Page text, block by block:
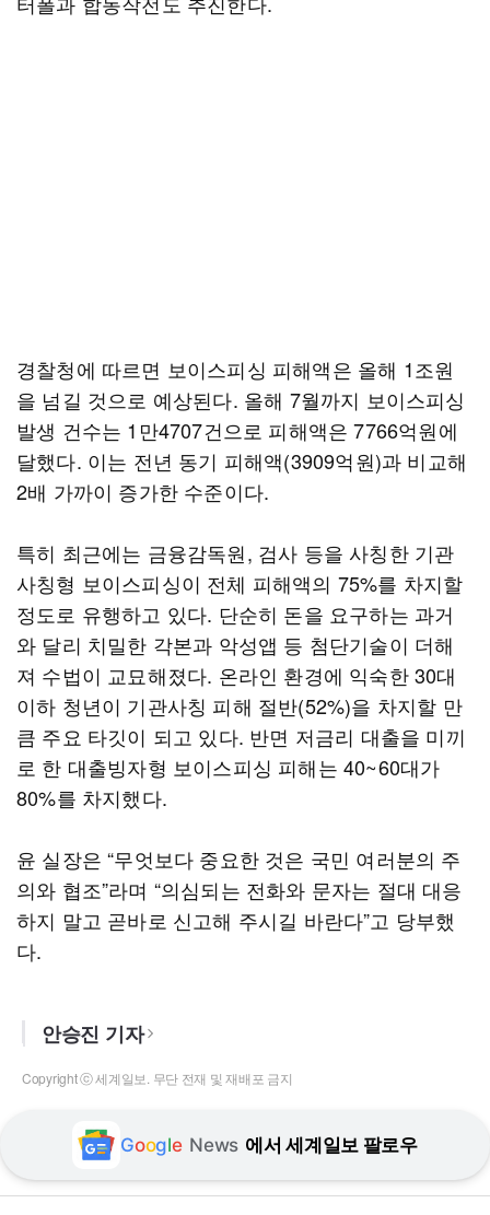
경찰청에 따르면 보이스피싱 피해액은 올해 1조원
을 넘길 것으로 예상된다. 올해 7월까지 보이스피싱
발생 건수는 1만4707건으로 피해액은 7766억원에
달했다. 이는 전년 동기 피해액(3909억원)과 비교해
2배 가까이 증가한 수준이다.
특히 최근에는 금융감독원, 검사 등을 사칭한 기관
사칭형 보이스피싱이 전체 피해액의 75%를 차지할
정도로 유행하고 있다. 단순히 돈을 요구하는 과거
와 달리 치밀한 각본과 악성앱 등 첨단기술이 더해
져 수법이 교묘해졌다. 온라인 환경에 익숙한 30대
이하 청년이 기관사칭 피해 절반(52%)을 차지할 만
큼 주요 타깃이 되고 있다. 반면 저금리 대출을 미끼
로 한 대출빙자형 보이스피싱 피해는 40~60대가
80%를 차지했다.
윤 실장은 “무엇보다 중요한 것은 국민 여러분의 주
의와 협조”라며 “의심되는 전화와 문자는 절대 대응
하지 말고 곧바로 신고해 주시길 바란다”고 당부했
다.
안승진 기자
Copyright ⓒ 세계일보. 무단 전재 및 재배포 금지
Google News 에서 세계일보 팔로우